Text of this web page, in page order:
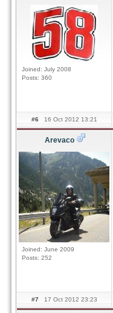
Joined: July 2008
Posts: 360
#6 16 Oct 2012 13:21
Arevaco
Joined: June 2009
Posts: 252
#7 17 Oct 2012 23:23